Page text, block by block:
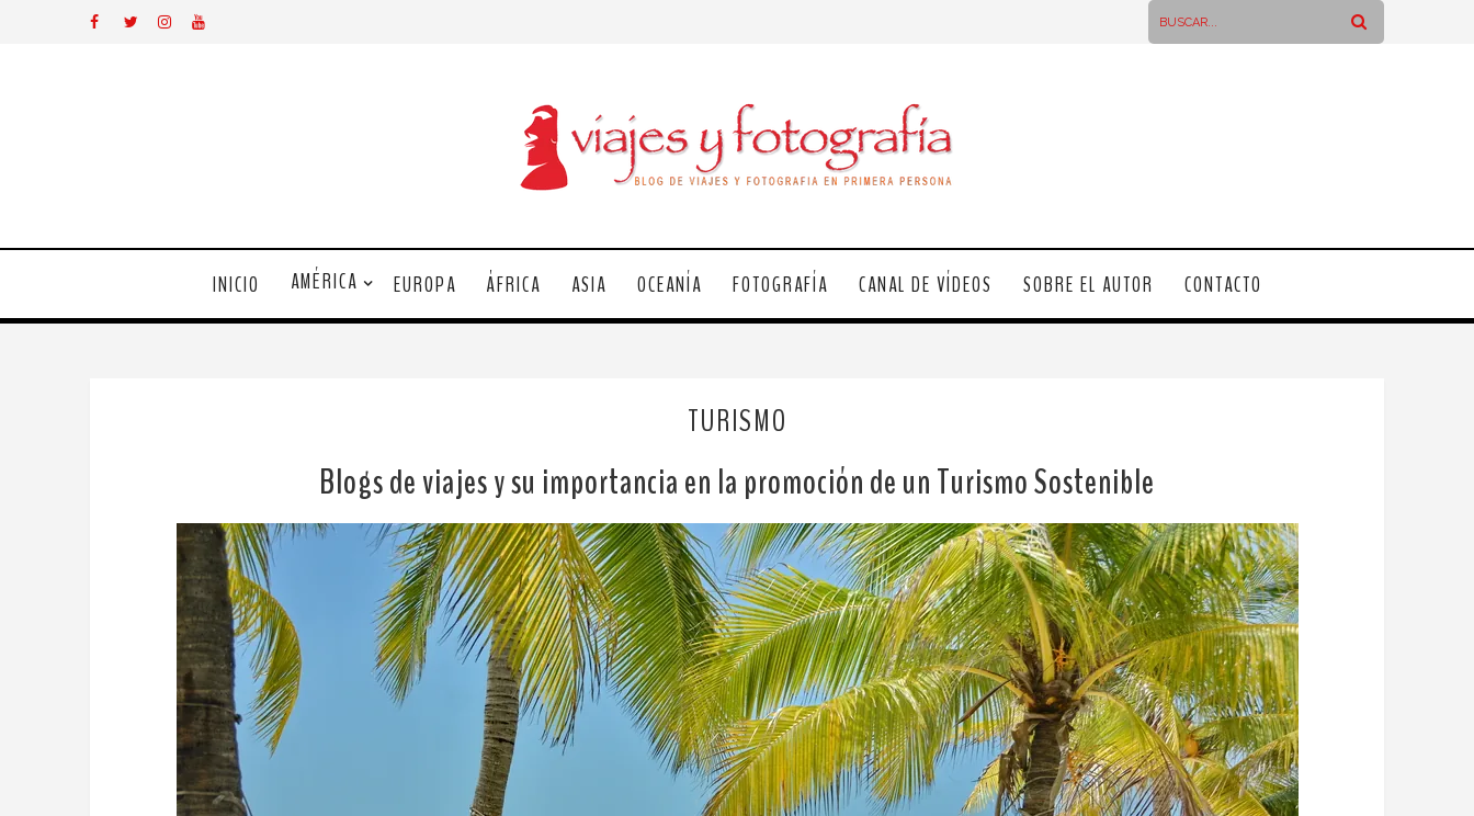
INICIO AMÉRICA EUROPA ÁFRICA ASIA OCEANÍA FOTOGRAFÍA CANAL DE VÍDEOS SOBRE EL AUTOR CONTACTO
TURISMO
Blogs de viajes y su importancia en la promoción de un Turismo Sostenible